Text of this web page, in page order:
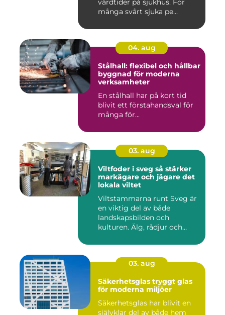
vårdtider på sjukhus. För
många svårt sjuka pe...
04. aug
Stålhall: flexibel och hållbar
byggnad för moderna
verksamheter
En stålhall har på kort tid
blivit ett förstahandsval för
många för...
03. aug
Viltfoder i sveg så stärker
markägare och jägare det
lokala viltet
Viltstammarna runt Sveg är
en viktig del av både
landskapsbilden och
kulturen. Älg, rådjur och
03. aug
Säkerhetsglas tryggt glas
för moderna miljöer
Säkerhetsglas har blivit en
självklar del av både hem